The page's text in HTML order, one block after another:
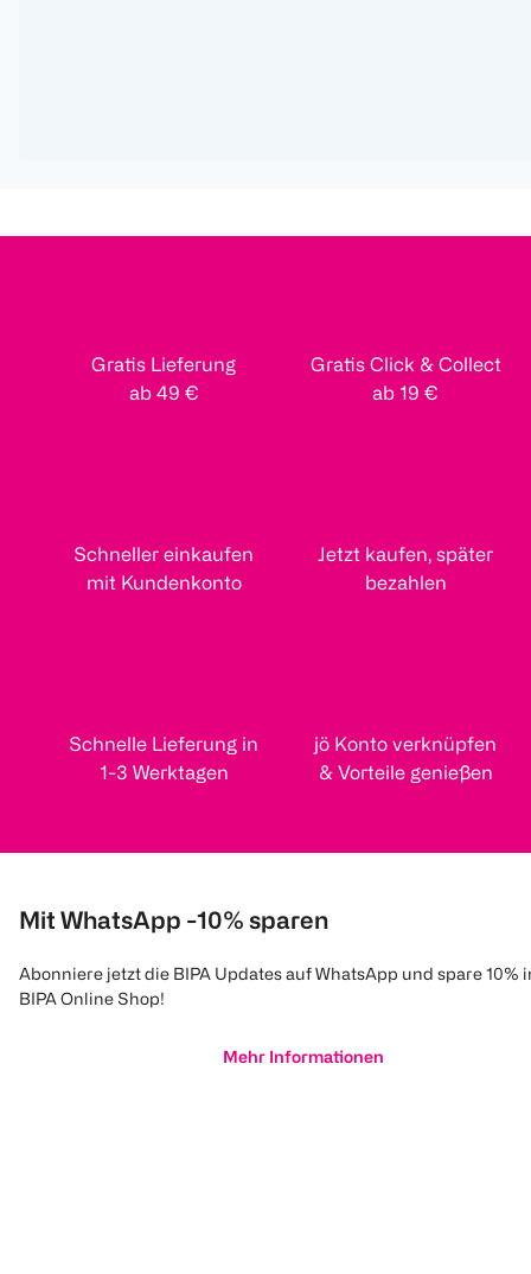
Gratis Lieferung
ab 49 €
Gratis Click & Collect
ab 19 €
Schneller einkaufen
mit Kundenkonto
Jetzt kaufen, später
bezahlen
Schnelle Lieferung in
1-3 Werktagen
jö Konto verknüpfen
& Vorteile genießen
Mit WhatsApp -10% sparen
Abonniere jetzt die BIPA Updates auf WhatsApp und spare 10%
BIPA Online Shop!
Mehr Informationen